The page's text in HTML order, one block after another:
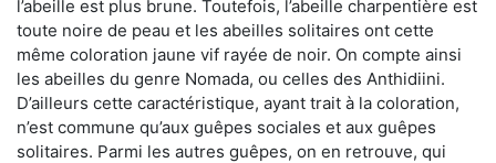
l’abeille est plus brune. Toutefois, l’abeille charpentière est
toute noire de peau et les abeilles solitaires ont cette
même coloration jaune vif rayée de noir. On compte ainsi
les abeilles du genre Nomada, ou celles des Anthidiini.
D’ailleurs cette caractéristique, ayant trait à la coloration,
n’est commune qu’aux guêpes sociales et aux guêpes
solitaires. Parmi les autres guêpes, on en retrouve, qui